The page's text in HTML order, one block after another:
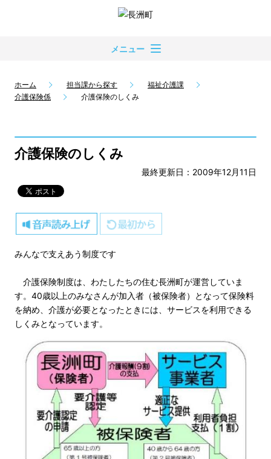
メニュー
ホーム 担当課から探す
福祉介護課
介護保険係
介護保険のしくみ
介護保険のしくみ
最終更新日：2009年12月11日
みんなで支えあう制度です
介護保険制度は、わたしたちの住む長洲町が運営していま
す。40歳以上のみなさんが加入者（被保険者）となって保険料
を納め、介護が必要となったときには、サービスを利用できる
しくみとなっています。